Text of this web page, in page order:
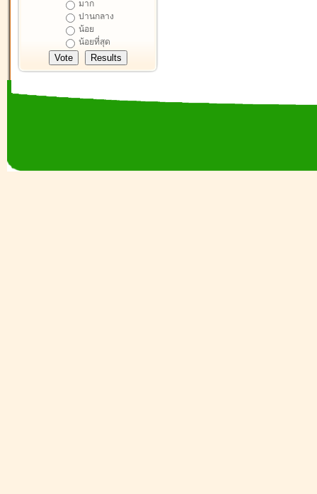
มาก
ปานกลาง
น้อย
น้อยที่สุด